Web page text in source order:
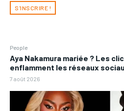
S'INSCRIRE !
People
Aya Nakamura mariée ? Les
enflamment les réseaux
7 août 2026